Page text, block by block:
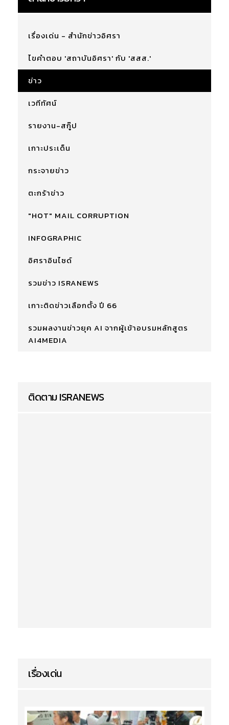
เรื่องเด่น - สำนักข่าวอิศรา
ไขคำตอบ 'สถาบันอิศรา' กับ 'สสส.'
ข่าว
เวทีทัศน์
รายงาน-สกู๊ป
เกาะประเด็น
กระจายข่าว
ตะกร้าข่าว
"HOT" MAIL CORRUPTION
INFOGRAPHIC
อิศราอินไซด์
รวมข่าว ISRANEWS
เกาะติดข่าวเลือกตั้ง ปี 66
รวมผลงานข่าวยุค AI จากผู้เข้าอบรมหลักสูตร
AI4MEDIA
ติดตาม ISRANEWS
เรื่องเด่น